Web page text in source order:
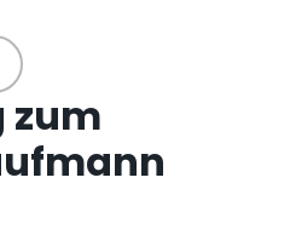
zum